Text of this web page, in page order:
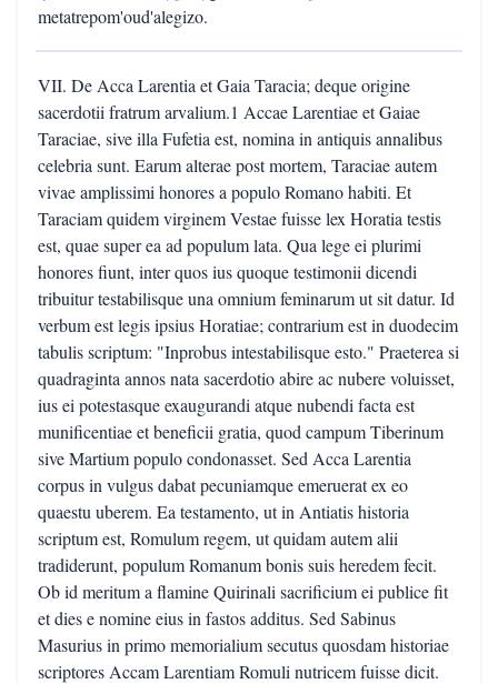
metatrepom'oud'alegizo.
VII. De Acca Larentia et Gaia Taracia; deque origine
sacerdotii fratrum arvalium.1 Accae Larentiae et Gaiae
Taraciae, sive illa Fufetia est, nomina in antiquis annalibus
celebria sunt. Earum alterae post mortem, Taraciae autem
vivae amplissimi honores a populo Romano habiti. Et
Taraciam quidem virginem Vestae fuisse lex Horatia testis
est, quae super ea ad populum lata. Qua lege ei plurimi
honores fiunt, inter quos ius quoque testimonii dicendi
tribuitur testabilisque una omnium feminarum ut sit datur. Id
verbum est legis ipsius Horatiae; contrarium est in duodecim
tabulis scriptum: "Inprobus intestabilisque esto." Praeterea si
quadraginta annos nata sacerdotio abire ac nubere voluisset,
ius ei potestasque exaugurandi atque nubendi facta est
munificentiae et beneficii gratia, quod campum Tiberinum
sive Martium populo condonasset. Sed Acca Larentia
corpus in vulgus dabat pecuniamque emeruerat ex eo
quaestu uberem. Ea testamento, ut in Antiatis historia
scriptum est, Romulum regem, ut quidam autem alii
tradiderunt, populum Romanum bonis suis heredem fecit.
Ob id meritum a flamine Quirinali sacrificium ei publice fit
et dies e nomine eius in fastos additus. Sed Sabinus
Masurius in primo memorialium secutus quosdam historiae
scriptores Accam Larentiam Romuli nutricem fuisse dicit.